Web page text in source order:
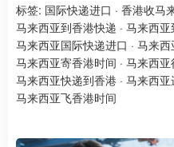
标签: 国际快递进口 · 香港收马
马来西亚到香港快递 · 马来西亚
马来西亚国际快递进口 · 马来西
马来西亚寄香港时间 · 马来西亚
马来西亚快递到香港 · 马来西亚
马来西亚飞香港时间